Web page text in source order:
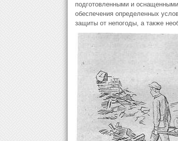
подготовленными и
обеспечения определенных
защиты от непогоды, а также